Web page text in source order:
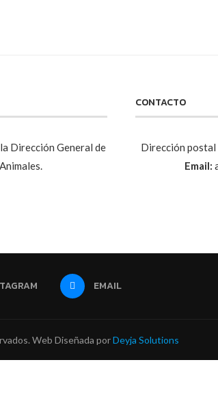
Dirección General de
CONTACTO
Dirección
Email:
EMAIL
Web Diseñada porDeyja Solutions